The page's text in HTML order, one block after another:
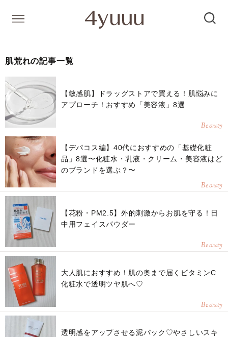
肌荒れの記事一覧
【敏感肌】ドラッグストアで買える！肌悩みに
アプローチ！おすすめ「美容液」8選
Beauty
【デパコス編】40代におすすめの「基礎化粧
品」8選〜化粧水・乳液・クリーム・美容液はど
のブランドを選ぶ？〜
Beauty
【花粉・PM2.5】外的刺激からお肌を守る！日
中用フェイスパウダー
Beauty
大人肌におすすめ！肌の奥まで届くビタミンC
化粧水で透明ツヤ肌へ♡
Beauty
透明感をアップさせる泥パック♡やさしいスキ